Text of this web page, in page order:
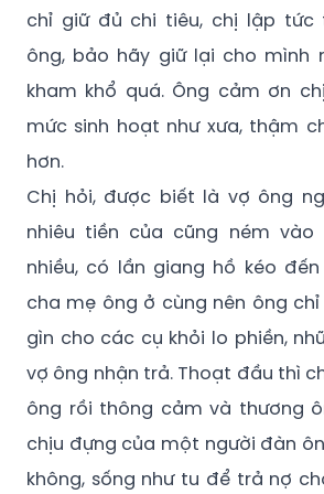
chỉ giữ đủ chi tiêu, chị lập tức
ông, bảo hãy giữ lại cho mình
kham khổ quá. Ông cảm ơn
mức sinh hoạt như xưa, thậm
hơn.
Chị hỏi, được biết là vợ ông
nhiêu tiền của cũng ném vào
nhiều, có lần giang hồ kéo
cha mẹ ông ở cùng nên ông
gìn cho các cụ khỏi lo phiền,
vợ ông nhận trả. Thoạt đầu thì
ông rồi thông cảm và thương
chịu đựng của một người đàn
không, sống như tu để trả nợ